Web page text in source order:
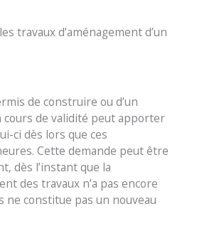
travaux d’aménagement d’un
de construire ou d’un
cours de validité peut apporter
ci dès lors que ces
Cette demande peut être
dès l’instant que la
des travaux n’a pas encore
ne constitue pas un nouveau